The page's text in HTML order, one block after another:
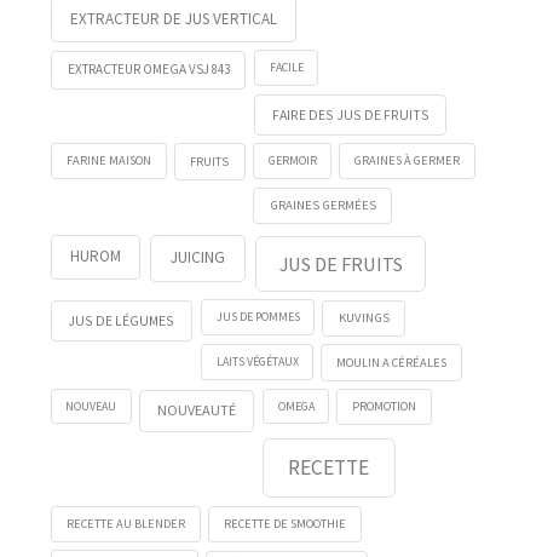
EXTRACTEUR DE JUS VERTICAL
EXTRACTEUR OMEGA VSJ 843 FACILE
FAIRE DES JUS DE FRUITS
FARINE MAISON FRUITS GERMOIR GRAINES À GERMER
GRAINES GERMÉES
HUROM JUICING JUS DE FRUITS
JUS DE LÉGUMES JUS DE POMMES KUVINGS
LAITS VÉGÉTAUX MOULIN A CÉRÉALES
NOUVEAU NOUVEAUTÉ OMEGA PROMOTION
RECETTE
RECETTE AU BLENDER RECETTE DE SMOOTHIE